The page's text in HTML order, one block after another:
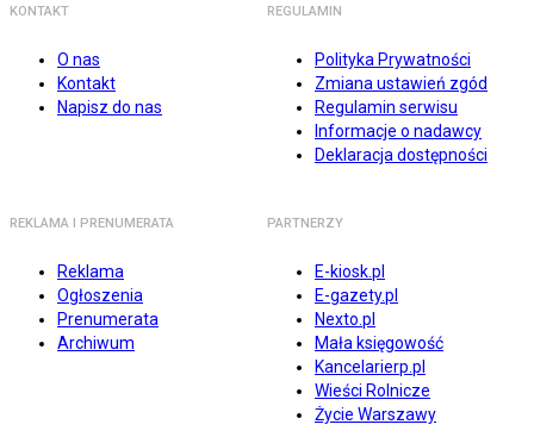
KONTAKT
O nas
Kontakt
Napisz do nas
REGULAMIN
Polityka Prywatności
Zmiana ustawień zgód
Regulamin serwisu
Informacje o nadawcy
Deklaracja dostępności
REKLAMA I PRENUMERATA
Reklama
Ogłoszenia
Prenumerata
Archiwum
PARTNERZY
E-kiosk.pl
E-gazety.pl
Nexto.pl
Mała księgowość
Kancelarierp.pl
Wieści Rolnicze
Życie Warszawy